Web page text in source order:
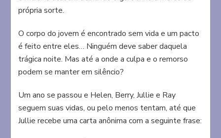
própria sorte.
O corpo do jovem é encontrado sem vida e um pacto
é feito entre eles… Ninguém deve saber daquela
trágica noite. Mas até a onde a culpa e o remorso
podem se manter em silêncio?
Um ano se passou e Helen, Berry, Jullie e Ray
seguem suas vidas, ou pelo menos tentam, até que
Jullie recebe uma carta anônima com a seguinte frase: